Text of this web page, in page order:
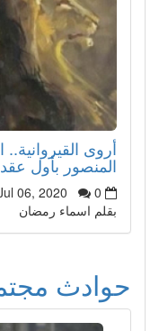
أروى
المنصور بأول
06, 2020
0
بقلم اسماء رمضان
حوادث